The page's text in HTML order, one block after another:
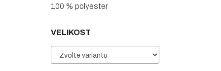
VELIKOST
100 % polyester